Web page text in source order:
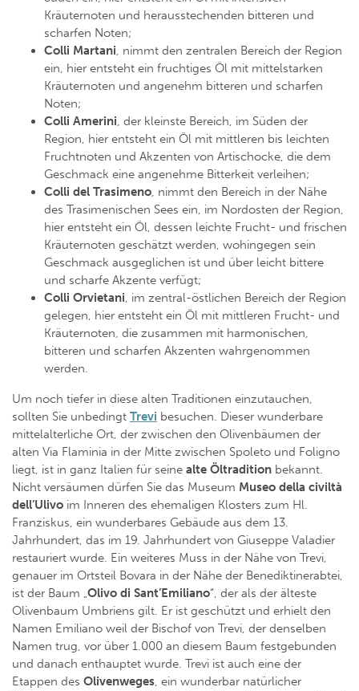
Kräuternoten und herausstechenden bitteren und
scharfen Noten;
Colli Martani, nimmt den zentralen Bereich der Region
ein, hier entsteht ein fruchtiges Öl mit mittelstarken
Kräuternoten und angenehm bitteren und scharfen
Noten;
Colli Amerini, der kleinste Bereich, im Süden der
Region, hier entsteht ein Öl mit mittleren bis leichten
Fruchtnoten und Akzenten von Artischocke, die dem
Geschmack eine angenehme Bitterkeit verleihen;
Colli del Trasimeno, nimmt den Bereich in der Nähe
des Trasimenischen Sees ein, im Nordosten der Region,
hier entsteht ein Öl, dessen leichte Frucht- und frischen
Kräuternoten geschätzt werden, wohingegen sein
Geschmack ausgeglichen ist und über leicht bittere
und scharfe Akzente verfügt;
Colli Orvietani, im zentral-östlichen Bereich der Region
gelegen, hier entsteht ein Öl mit mittleren Frucht- und
Kräuternoten, die zusammen mit harmonischen,
bitteren und scharfen Akzenten wahrgenommen
werden.
Um noch tiefer in diese alten Traditionen einzutauchen,
sollten Sie unbedingt Trevi besuchen. Dieser wunderbare
mittelalterliche Ort, der zwischen den Olivenbäumen der
alten Via Flaminia in der Mitte zwischen Spoleto und Foligno
liegt, ist in ganz Italien für seine alte Öltradition bekannt.
Nicht versäumen dürfen Sie das Museum Museo della civiltà
dell’Ulivo im Inneren des ehemaligen Klosters zum Hl.
Franziskus, ein wunderbares Gebäude aus dem 13.
Jahrhundert, das im 19. Jahrhundert von Giuseppe Valadier
restauriert wurde. Ein weiteres Muss in der Nähe von Trevi,
genauer im Ortsteil Bovara in der Nähe der Benediktinerabtei,
ist der Baum „Olivo di Sant’Emiliano“, der als der älteste
Olivenbaum Umbriens gilt. Er ist geschützt und erhielt den
Namen Emiliano weil der Bischof von Trevi, der denselben
Namen trug, vor über 1.000 an diesem Baum festgebunden
und danach enthauptet wurde. Trevi ist auch eine der
Etappen des Olivenweges, ein wunderbar natürlicher